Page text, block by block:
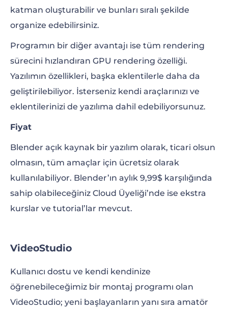
katman oluşturabilir ve bunları sıralı şekilde
organize edebilirsiniz.
Programın bir diğer avantajı ise tüm rendering
sürecini hızlandıran GPU rendering özelliği.
Yazılımın özellikleri, başka eklentilerle daha da
geliştirilebiliyor. İsterseniz kendi araçlarınızı ve
eklentilerinizi de yazılıma dahil edebiliyorsunuz.
Fiyat
Blender açık kaynak bir yazılım olarak, ticari olsun
olmasın, tüm amaçlar için ücretsiz olarak
kullanılabiliyor. Blender’ın aylık 9,99$ karşılığında
sahip olabileceğiniz Cloud Üyeliği’nde ise ekstra
kurslar ve tutorial’lar mevcut.
VideoStudio
Kullanıcı dostu ve kendi kendinize
öğrenebileceğimiz bir montaj programı olan
VideoStudio; yeni başlayanların yanı sıra amatör